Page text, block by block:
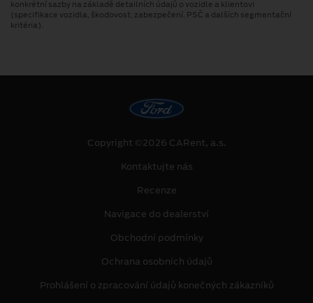
konkrétní sazby na základě detailních údajů o vozidle a klientovi
(specifikace vozidla, škodovost, zabezpečení, PSČ a dalších segmentační
kritéria).
Copyright ©2026 CARent, a.s.
Kontaktujte nás
Recenze
Navigace do dealerství
Obchodní podmínky
Ochrana osobních údajů
Prohlášení o zpracování údajů konečných zákazníků